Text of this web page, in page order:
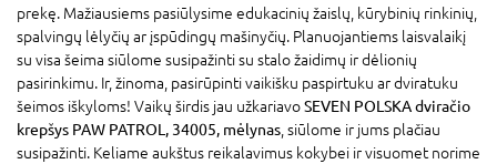
prekę. Mažiausiems pasiūlysime edukacinių žaislų, kūrybinių rinkinių,
spalvingų lėlyčių ar įspūdingų mašinyčių. Planuojantiems laisvalaikį
su visa šeima siūlome susipažinti su stalo žaidimų ir dėlionių
pasirinkimu. Ir, žinoma, pasirūpinti vaikišku paspirtuku ar dviratuku
šeimos iškyloms! Vaikų širdis jau užkariavoSEVEN POLSKA dviračio
krepšys PAW PATROL, 34005, mėlynas , siūlome ir jums plačiau
susipažinti. Keliame aukštus reikalavimus kokybei ir visuomet norime